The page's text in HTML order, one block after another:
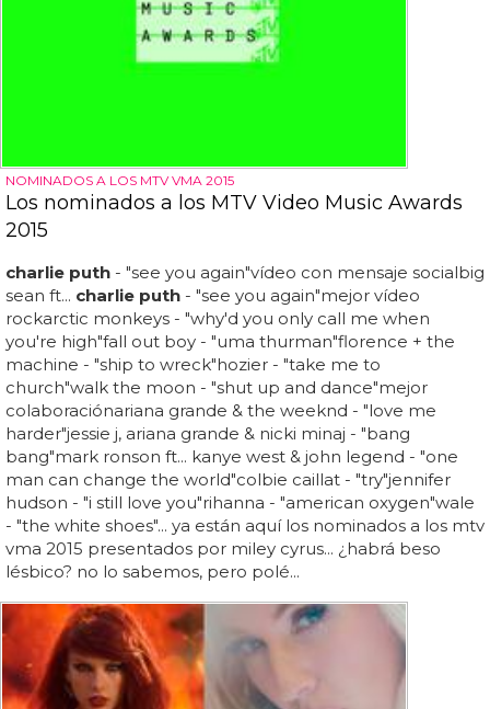
NOMINADOS A LOS MTV VMA 2015
Los nominados a los MTV Video Music Awards
2015
charlie puth - "see you again"vídeo con mensaje socialbig
sean ft... charlie puth - "see you again"mejor vídeo
rockarctic monkeys - "why'd you only call me when
you're high"fall out boy - "uma thurman"florence + the
machine - "ship to wreck"hozier - "take me to
church"walk the moon - "shut up and dance"mejor
colaboraciónariana grande & the weeknd - "love me
harder"jessie j, ariana grande & nicki minaj - "bang
bang"mark ronson ft... kanye west & john legend - "one
man can change the world"colbie caillat - "try"jennifer
hudson - "i still love you"rihanna - "american oxygen"wale
- "the white shoes"... ya están aquí los nominados a los mtv
vma 2015 presentados por miley cyrus... ¿habrá beso
lésbico? no lo sabemos, pero polé...